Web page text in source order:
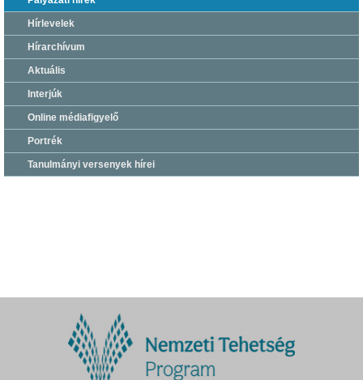
Hírlevelek
Hírarchívum
Aktuális
Interjúk
Online médiafigyelő
Portrék
Tanulmányi versenyek hírei